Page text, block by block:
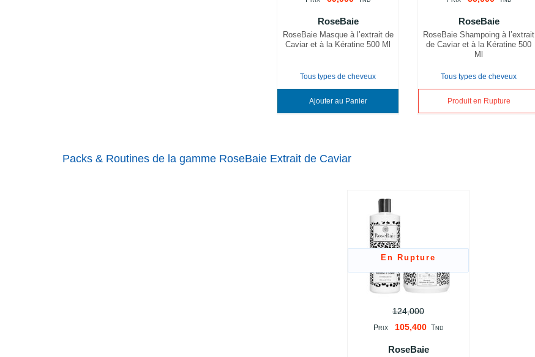
RoseBaie
RoseBaie Masque à l’extrait de
Caviar et à la Kératine 500 Ml
Tous types de cheveux
Ajouter au Panier
RoseBaie
RoseBaie Shampoing à l’extrait
de Caviar et à la Kératine 500
Ml
Tous types de cheveux
Produit en Rupture
Packs & Routines de la gamme RoseBaie Extrait de Caviar
En Rupture
124,000
PRIX 105,400 TND
RoseBaie